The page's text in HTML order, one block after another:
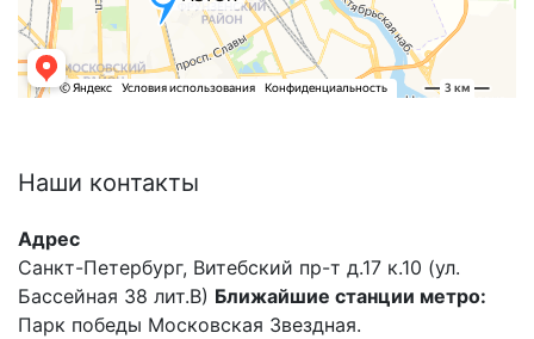
Наши контакты
Адрес
Санкт-Петербург, Витебский пр-т д.17 к.10 (ул.
Бассейная 38 лит.В) Ближайшие станции метро:
Парк победы Московская Звездная.